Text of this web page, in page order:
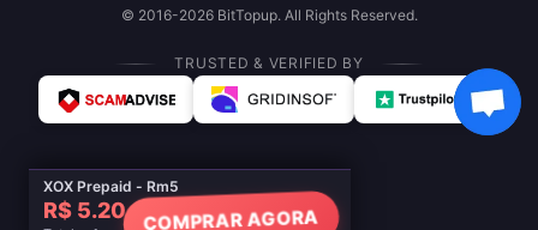
XOX Prepaid - Rm5
R$ 5.20 COMPRAR AGORA
© 2016-2026 BitTopup. All Rights Reserved.
TRUSTED & VERIFIED BY